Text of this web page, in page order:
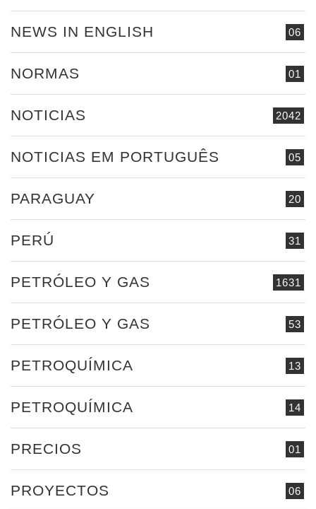
06
NEWS IN ENGLISH
01
NORMAS
2042
NOTICIAS
05
NOTICIAS EM PORTUGUÊS
20
PARAGUAY
31
PERÚ
1631
PETRÓLEO Y GAS
53
PETRÓLEO Y GAS
13
PETROQUÍMICA
14
PETROQUÍMICA
01
PRECIOS
06
PROYECTOS